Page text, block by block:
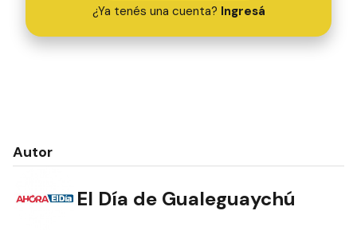
¿Ya tenés una cuenta? Ingresá
Autor
El Día de Gualeguaychú